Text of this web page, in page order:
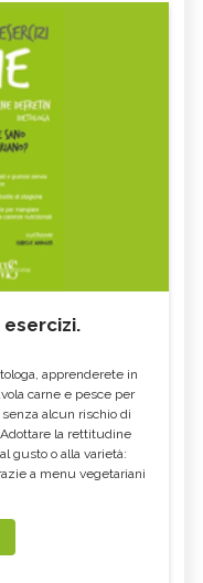
ESWARAN
HAHNEMANN
KNEIPP
LUST
E MAESTRI
apprenderete in
carne e pesce per
alcun rischio di
la rettitudine
gusto o alla varietà:
a menu vegetariani